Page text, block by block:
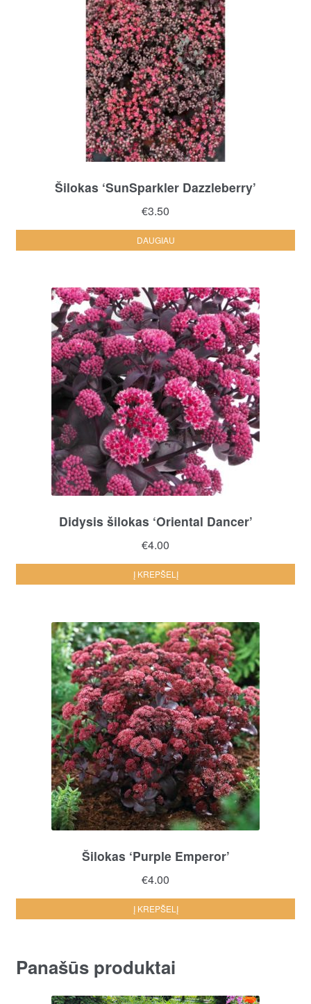
Šilokas ‘SunSparkler Dazzleberry’
€3.50
DAUGIAU
Didysis šilokas ‘Oriental Dancer’
€4.00
Į KREPŠELĮ
Šilokas ‘Purple Emperor’
€4.00
Į KREPŠELĮ
Panašūs produktai